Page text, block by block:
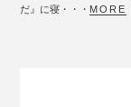
だ』に寝・・・ MORE